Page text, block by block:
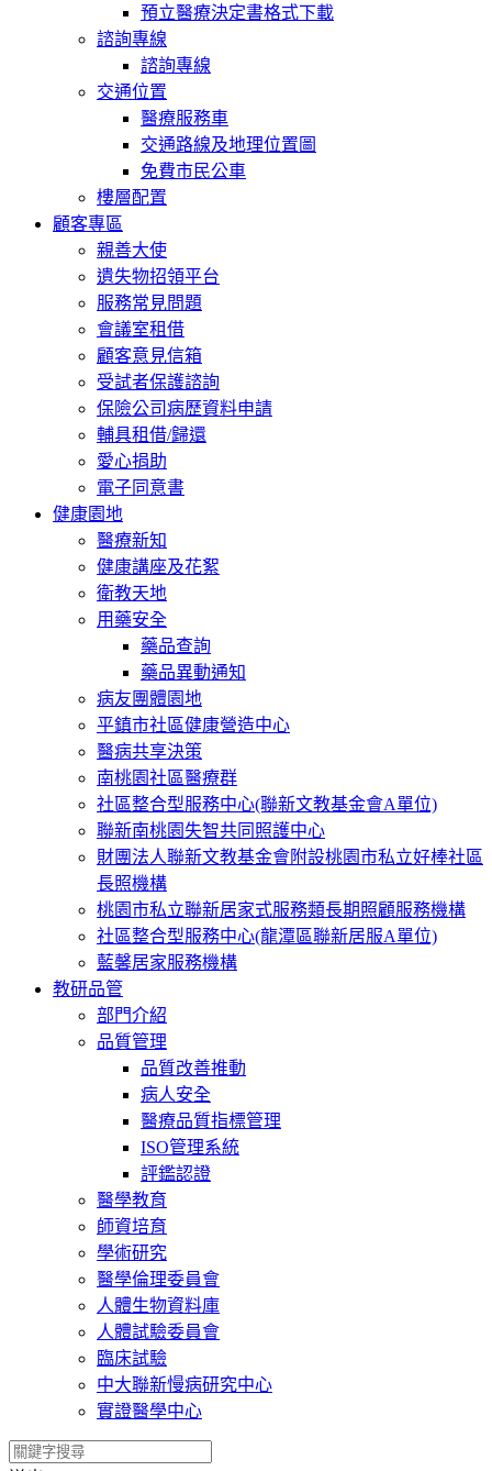
預立醫療決定書格式下載
諮詢專線
諮詢專線
交通位置
醫療服務車
交通路線及地理位置圖
免費市民公車
樓層配置
顧客專區
親善大使
遺失物招領平台
服務常見問題
會議室租借
顧客意見信箱
受試者保護諮詢
保險公司病歷資料申請
輔具租借/歸還
愛心捐助
電子同意書
健康園地
醫療新知
健康講座及花絮
衛教天地
用藥安全
藥品查詢
藥品異動通知
病友團體園地
平鎮市社區健康營造中心
醫病共享決策
南桃園社區醫療群
社區整合型服務中心(聯新文教基金會A單位)
聯新南桃園失智共同照護中心
財團法人聯新文教基金會附設桃園市私立好棒社區
長照機構
桃園市私立聯新居家式服務類長期照顧服務機構
社區整合型服務中心(龍潭區聯新居服A單位)
藍馨居家服務機構
教研品管
部門介紹
品質管理
品質改善推動
病人安全
醫療品質指標管理
ISO管理系統
評鑑認證
醫學教育
師資培育
學術研究
醫學倫理委員會
人體生物資料庫
人體試驗委員會
臨床試驗
中大聯新慢病研究中心
實證醫學中心